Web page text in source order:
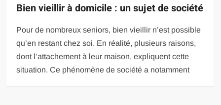
Bien vieillir à domicile : un sujet de société
Pour de nombreux seniors, bien vieillir n’est possible
qu’en restant chez soi. En réalité, plusieurs raisons,
dont l’attachement à leur maison, expliquent cette
situation. Ce phénomène de société a notamment